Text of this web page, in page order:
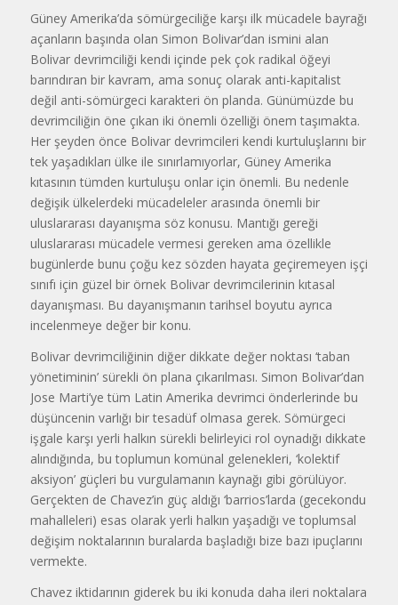
Güney Ameri­ka’da sömürgeciliğe karşı ilk mücadele bayrağı
açanların ba­şında olan Simon Bolivar’dan ismini alan
Bolivar devrimciliği kendi içinde pek çok radikal öğeyi
barındıran bir kavram, ama sonuç olarak anti-kapitalist
değil anti-sömürgeci karakteri ön planda. Günümüzde bu
devrimcili­ğin öne çıkan iki önemli özelliği önem taşımakta.
Her şeyden önce Boli­var devrimcileri kendi kurtuluşlarını bir
tek yaşadıkları ülke ile sınırlamıyorlar, Güney Amerika
kıtasının tüm­den kurtuluşu onlar için önemli. Bu nedenle
değişik ülkelerdeki mücade­leler arasında önemli bir
uluslararası dayanışma söz konusu. Mantığı gere­ği
uluslararası mücadele vermesi ge­reken ama özellikle
bugünlerde bunu çoğu kez sözden hayata geçiremeyen işçi
sınıfı için güzel bir örnek Bolivar devrimcilerinin kıtasal
dayanışması. Bu dayanışmanın tarihsel boyutu ay­rıca
incelenmeye değer bir konu.
Bolivar devrimciliğinin diğer dik­kate değer noktası ‘taban
yönetimi­nin’ sürekli ön plana çıkarılması. Si­mon Bolivar’dan
Jose Marti’ye tüm Latin Amerika devrimci önderlerinde bu
düşüncenin varlığı bir tesadüf ol­masa gerek. Sömürgeci
işgale karşı yerli halkın sürekli belirleyici rol oy­nadığı dikkate
alındığında, bu toplu­mun komünal gelenekleri, ‘kolektif
aksiyon’ güçleri bu vurgulamanın kaynağı gibi görülüyor.
Gerçekten de Chavez’in güç aldığı ‘barrios’larda (gecekondu
mahalleleri) esas olarak yerli halkın yaşadığı ve toplumsal
değişim noktalarının buralarda başladığı bize bazı ipuçlarını
vermekte.
Chavez iktidarının giderek bu iki konuda daha ileri noktalara